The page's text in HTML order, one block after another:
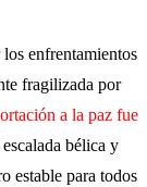
enfrentamientos
fragilizada por
a la paz fue
bélica y
estable para todos